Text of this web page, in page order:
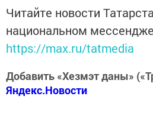
Читайте новости
национальном
https://max.ru/tatmedia
Добавить «Хезмэт даны»
Яндекс.Новости